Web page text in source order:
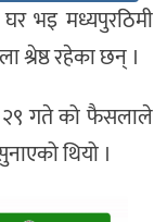
भइ मध्यपुरठिमी
श्रेष्ठ रहेका छन् ।
२९ गते को फैसलाले
थियो ।